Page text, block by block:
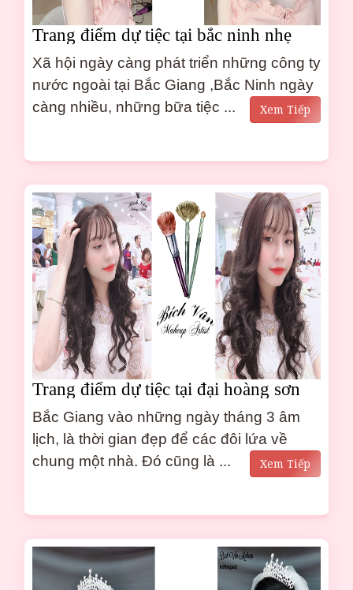
Trang điểm dự tiệc tại bắc ninh nhẹ
nhàng tự nhiên
Xã hội ngày càng phát triển những công ty
nước ngoài tại Bắc Giang ,Bắc Ninh ngày
càng nhiều, những bữa tiệc ...
Xem Tiếp
Trang điểm dự tiệc tại đại hoàng sơn
bắc giang
Bắc Giang vào những ngày tháng 3 âm
lịch, là thời gian đẹp để các đôi lứa về
chung một nhà. Đó cũng là ...
Xem Tiếp